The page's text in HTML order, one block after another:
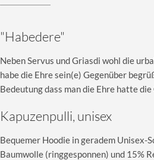
"Habedere"
Neben Servus und Griasdi wohl die
habe die Ehre sein(e) Gegenüber
Bedeutung dass man die Ehre hatte
Kapuzenpulli, unisex
Bequemer Hoodie in geradem
Baumwolle (ringgesponnen) und 15%